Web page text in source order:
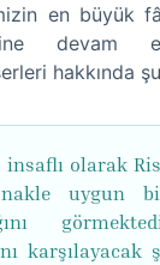
en büyük
devam
hakkında
insaflı olarak
uygun